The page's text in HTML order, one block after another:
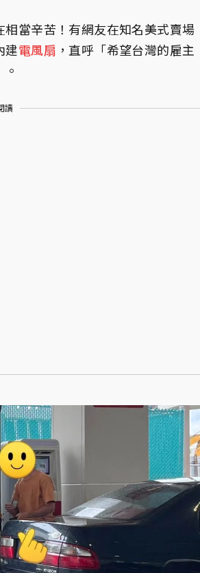
相當辛苦！有網友在知名美式賣場
建電風扇 ，直呼「希望台灣的雇主
讀